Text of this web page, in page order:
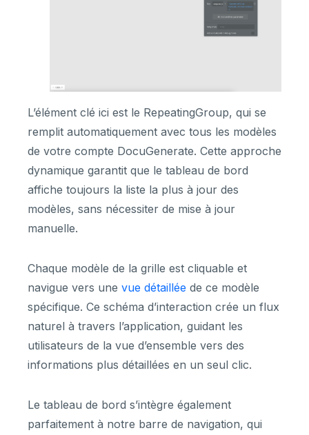
L’élément clé ici est le RepeatingGroup, qui se
remplit automatiquement avec tous les modèles
de votre compte DocuGenerate. Cette approche
dynamique garantit que le tableau de bord
affiche toujours la liste la plus à jour des
modèles, sans nécessiter de mise à jour
manuelle.
Chaque modèle de la grille est cliquable et
navigue vers une vue détaillée de ce modèle
spécifique. Ce schéma d’interaction crée un flux
naturel à travers l’application, guidant les
utilisateurs de la vue d’ensemble vers des
informations plus détaillées en un seul clic.
Le tableau de bord s’intègre également
parfaitement à notre barre de navigation, qui